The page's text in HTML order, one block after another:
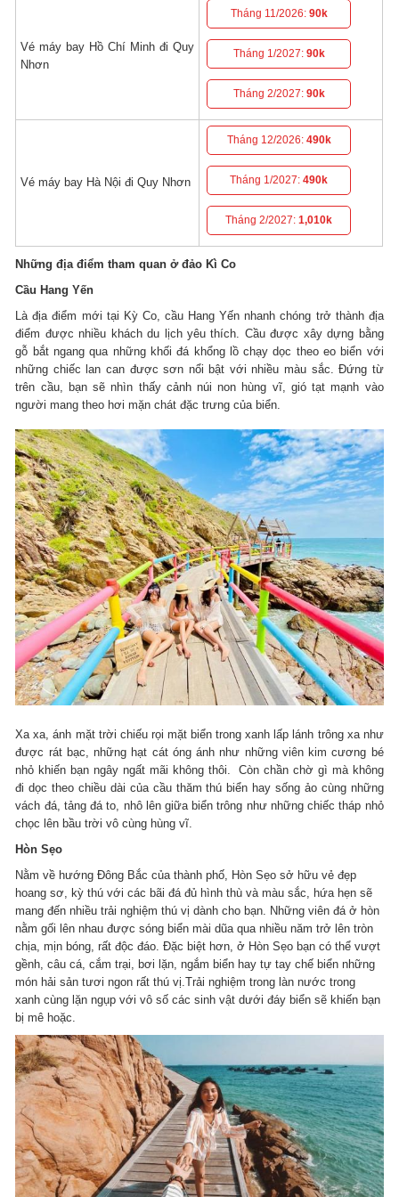
Vé máy bay Hồ Chí Minh đi Quy
Nhơn
Tháng 11/2026: 90k
Tháng 1/2027: 90k
Tháng 2/2027: 90k
Vé máy bay Hà Nội đi Quy Nhơn
Tháng 12/2026: 490k
Tháng 1/2027:490k
Tháng 2/2027:1,010k
Những địa điểm tham quan ở đảo Kì Co
Cầu Hang Yến
Là địa điểm mới tại Kỳ Co, cầu Hang Yến nhanh chóng trở thành địa
điểm được nhiều khách du lịch yêu thích. Cầu được xây dựng bằng
gỗ bắt ngang qua những khối đá khổng lồ chạy dọc theo eo biển với
những chiếc lan can được sơn nổi bật với nhiều màu sắc. Đứng từ
trên cầu, bạn sẽ nhìn thấy cảnh núi non hùng vĩ, gió tạt mạnh vào
người mang theo hơi mặn chát đặc trưng của biển.
Xa xa, ánh mặt trời chiếu rọi mặt biển trong xanh lấp lánh trông xa như
được rát bạc, những hạt cát óng ánh như những viên kim cương bé
nhỏ khiến bạn ngây ngất mãi không thôi. Còn chần chờ gì mà không
đi dọc theo chiều dài của cầu thăm thú biển hay sống ảo cùng những
vách đá, tảng đá to, nhô lên giữa biển trông như những chiếc tháp nhỏ
chọc lên bầu trời vô cùng hùng vĩ.
Hòn Sẹo
Nằm về hướng Đông Bắc của thành phố, Hòn Sẹo sở hữu vẻ đẹp
hoang sơ, kỳ thú với các bãi đá đủ hình thù và màu sắc, hứa hẹn sẽ
mang đến nhiều trải nghiệm thú vị dành cho bạn. Những viên đá ở hòn
nằm gối lên nhau được sóng biển mài dũa qua nhiều năm trở lên tròn
chịa, mịn bóng, rất độc đáo. Đặc biệt hơn, ở Hòn Sẹo bạn có thể vượt
gềnh, câu cá, cắm trại, bơi lặn, ngắm biển hay tự tay chế biển những
món hải sản tươi ngon rất thú vị.Trải nghiệm trong làn nước trong
xanh cùng lặn ngụp với vô số các sinh vật dưới đáy biển sẽ khiến bạn
bị mê hoặc.